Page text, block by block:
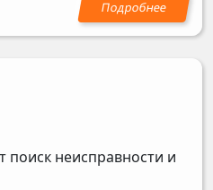
поиск неисправности и